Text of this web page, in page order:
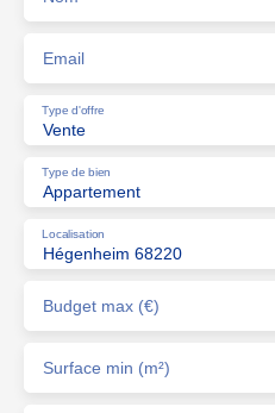
Email
Vente
Type d'offre
Appartement
Type de bien
Hégenheim 68220
Localisation
Budget max (€)
Surface min (m²)